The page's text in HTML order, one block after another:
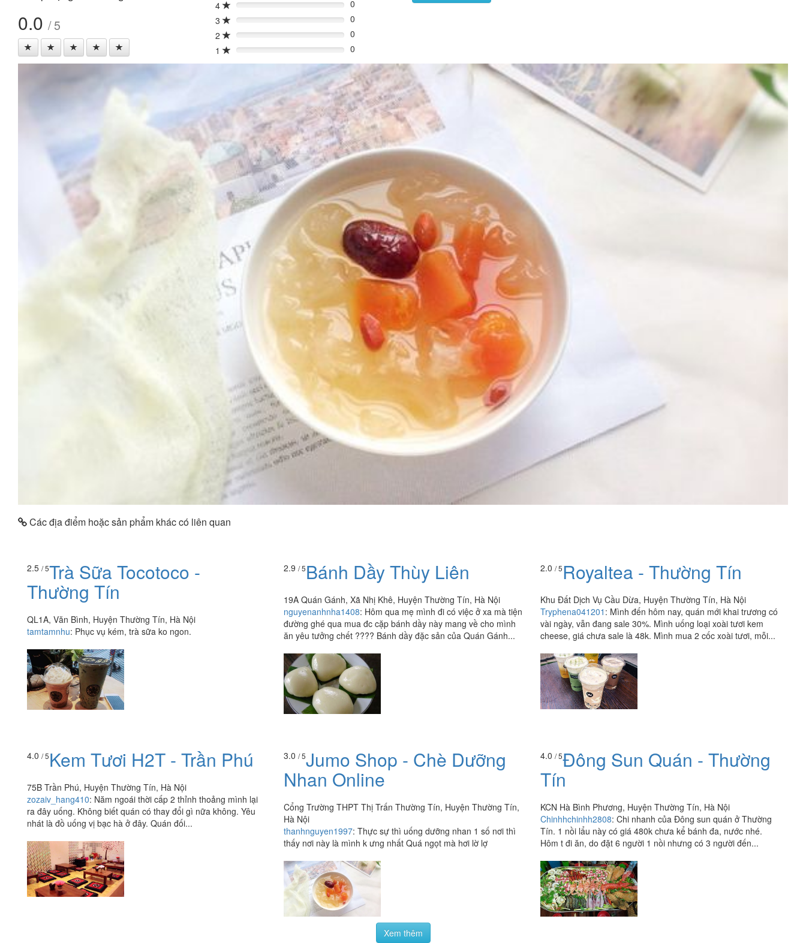
0.0 / 5
4
0%
0
3
0%
0
2
0%
0
1
0% 0
Các địa điểm hoặc sản phẩm khác có liên quan
2.5 / 5Trà Sữa Tocotoco -
Thường Tín
QL1A, Văn Bình, Huyện Thường Tín, Hà Nội
tamtamnhu: Phục vụ kém, trà sữa ko ngon.
2.9 / 5Bánh Dầy Thùy Liên
19A Quán Gánh, Xã Nhị Khê, Huyện Thường Tín, Hà Nội
nguyenanhnha1408: Hôm qua mẹ mình đi có việc ở xa mà tiện
đường ghé qua mua đc cặp bánh dầy này mang về cho mình
ăn yêu tưởng chết ???? Bánh dầy đặc sản của Quán Gánh...
2.0 / 5Royaltea - Thường Tín
Khu Đất Dịch Vụ Cầu Dừa, Huyện Thường Tín, Hà Nội
Tryphena041201 : Mình đến hôm nay, quán mới khai trương có
vài ngày, vẫn đang sale 30%. Mình uống loại xoài tươi kem
cheese, giá chưa sale là 48k. Mình mua 2 cốc xoài tươi, mỗi...
4.0 / 5Kem Tươi H2T - Trần Phú
75B Trần Phú, Huyện Thường Tín, Hà Nội
zozaiv_hang410: Năm ngoái thời cấp 2 thỉnh thoảng mình lại
ra đây uống. Không biết quán có thay đổi gì nữa không. Yêu
nhát là đồ uống vị bạc hà ở đây. Quán đối...
3.0 / 5Jumo Shop - Chè Dưỡng
Nhan Online
Cổng Trường THPT Thị Trấn Thường Tín, Huyện Thường Tín,
Hà Nội
thanhnguyen1997: Thực sự thì uống dưỡng nhan 1 số nơi thì
thấy nơi này là mình k ưng nhất Quá ngọt mà hơi lờ lợ
4.0 / 5Đông Sun Quán - Thường
Tín
KCN Hà Bình Phương, Huyện Thường Tín, Hà Nội
Chinhhchinhh2808: Chi nhanh của Đông sun quán ở Thường
Tín. 1 nồi lẩu này có giá 480k chưa kể bánh đa, nước nhé.
Hôm t đi ăn, do đặt 6 người 1 nồi nhưng có 3 người đến...
Xem thêm